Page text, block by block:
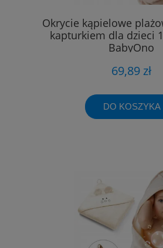
Okrycie kąpielowe
kapturkiem dla dzieci
BabyOno
69,89 zł
DO KOSZYKA